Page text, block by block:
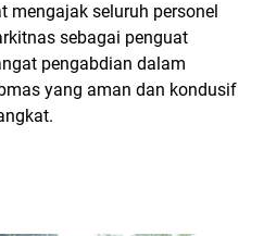
mengajak seluruh personel
sebagai penguat
pengabdian dalam
yang aman dan kondusif